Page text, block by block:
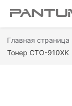
Главная страница
Тонер CTO-910XK